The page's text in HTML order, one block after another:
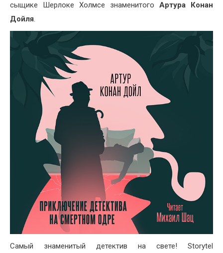
Недвижимость
сыщике Шерлоке Холмсе знаменитого Артура Конан
Дойля.
Самый знаменитый детектив на свете! Storytel